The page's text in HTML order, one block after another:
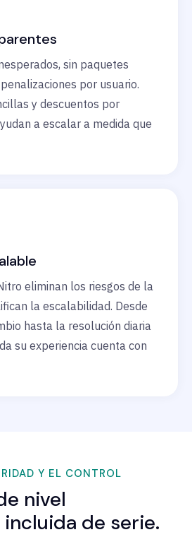
sin paquetes
por usuario.
y descuentos por
a escalar a medida que
eliminan los riesgos de la
la escalabilidad. Desde
hasta la resolución diaria
su experiencia cuenta con
Y EL CONTROL
nivel
de serie.